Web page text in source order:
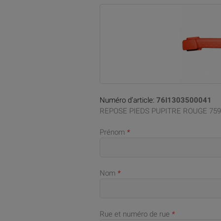
Numéro d’article:76I1303500041
REPOSE PIEDS PUPITRE ROUGE
Prénom *
Nom *
Rue et numéro de rue *